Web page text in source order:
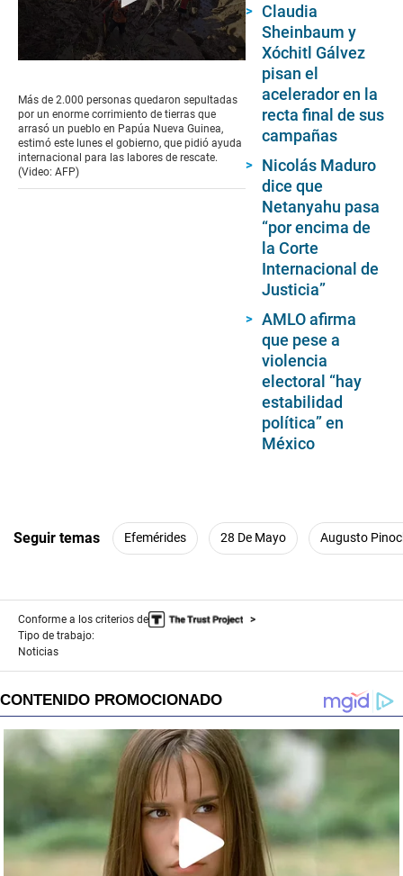
of
1
minute,
2
seconds
Más de 2.000 personas quedaron sepultadas
por un enorme corrimiento de tierras que
arrasó un pueblo en Papúa Nueva Guinea,
estimó este lunes el gobierno, que pidió ayuda
internacional para las labores de rescate.
(Video: AFP)
Claudia
Sheinbaum y
Xóchitl Gálvez
pisan el
acelerador en la
recta final de sus
campañas
Nicolás Maduro
dice que
Netanyahu pasa
“por encima de
la Corte
Internacional de
Justicia”
AMLO afirma
que pese a
violencia
electoral “hay
estabilidad
política” en
México
Seguir temas Efemérides 28 De Mayo Augusto
Conforme a los criterios de
Tipo de trabajo:
Noticias